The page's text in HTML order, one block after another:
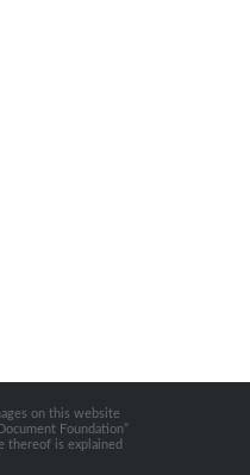
on this website
Foundation”
thereof is explained